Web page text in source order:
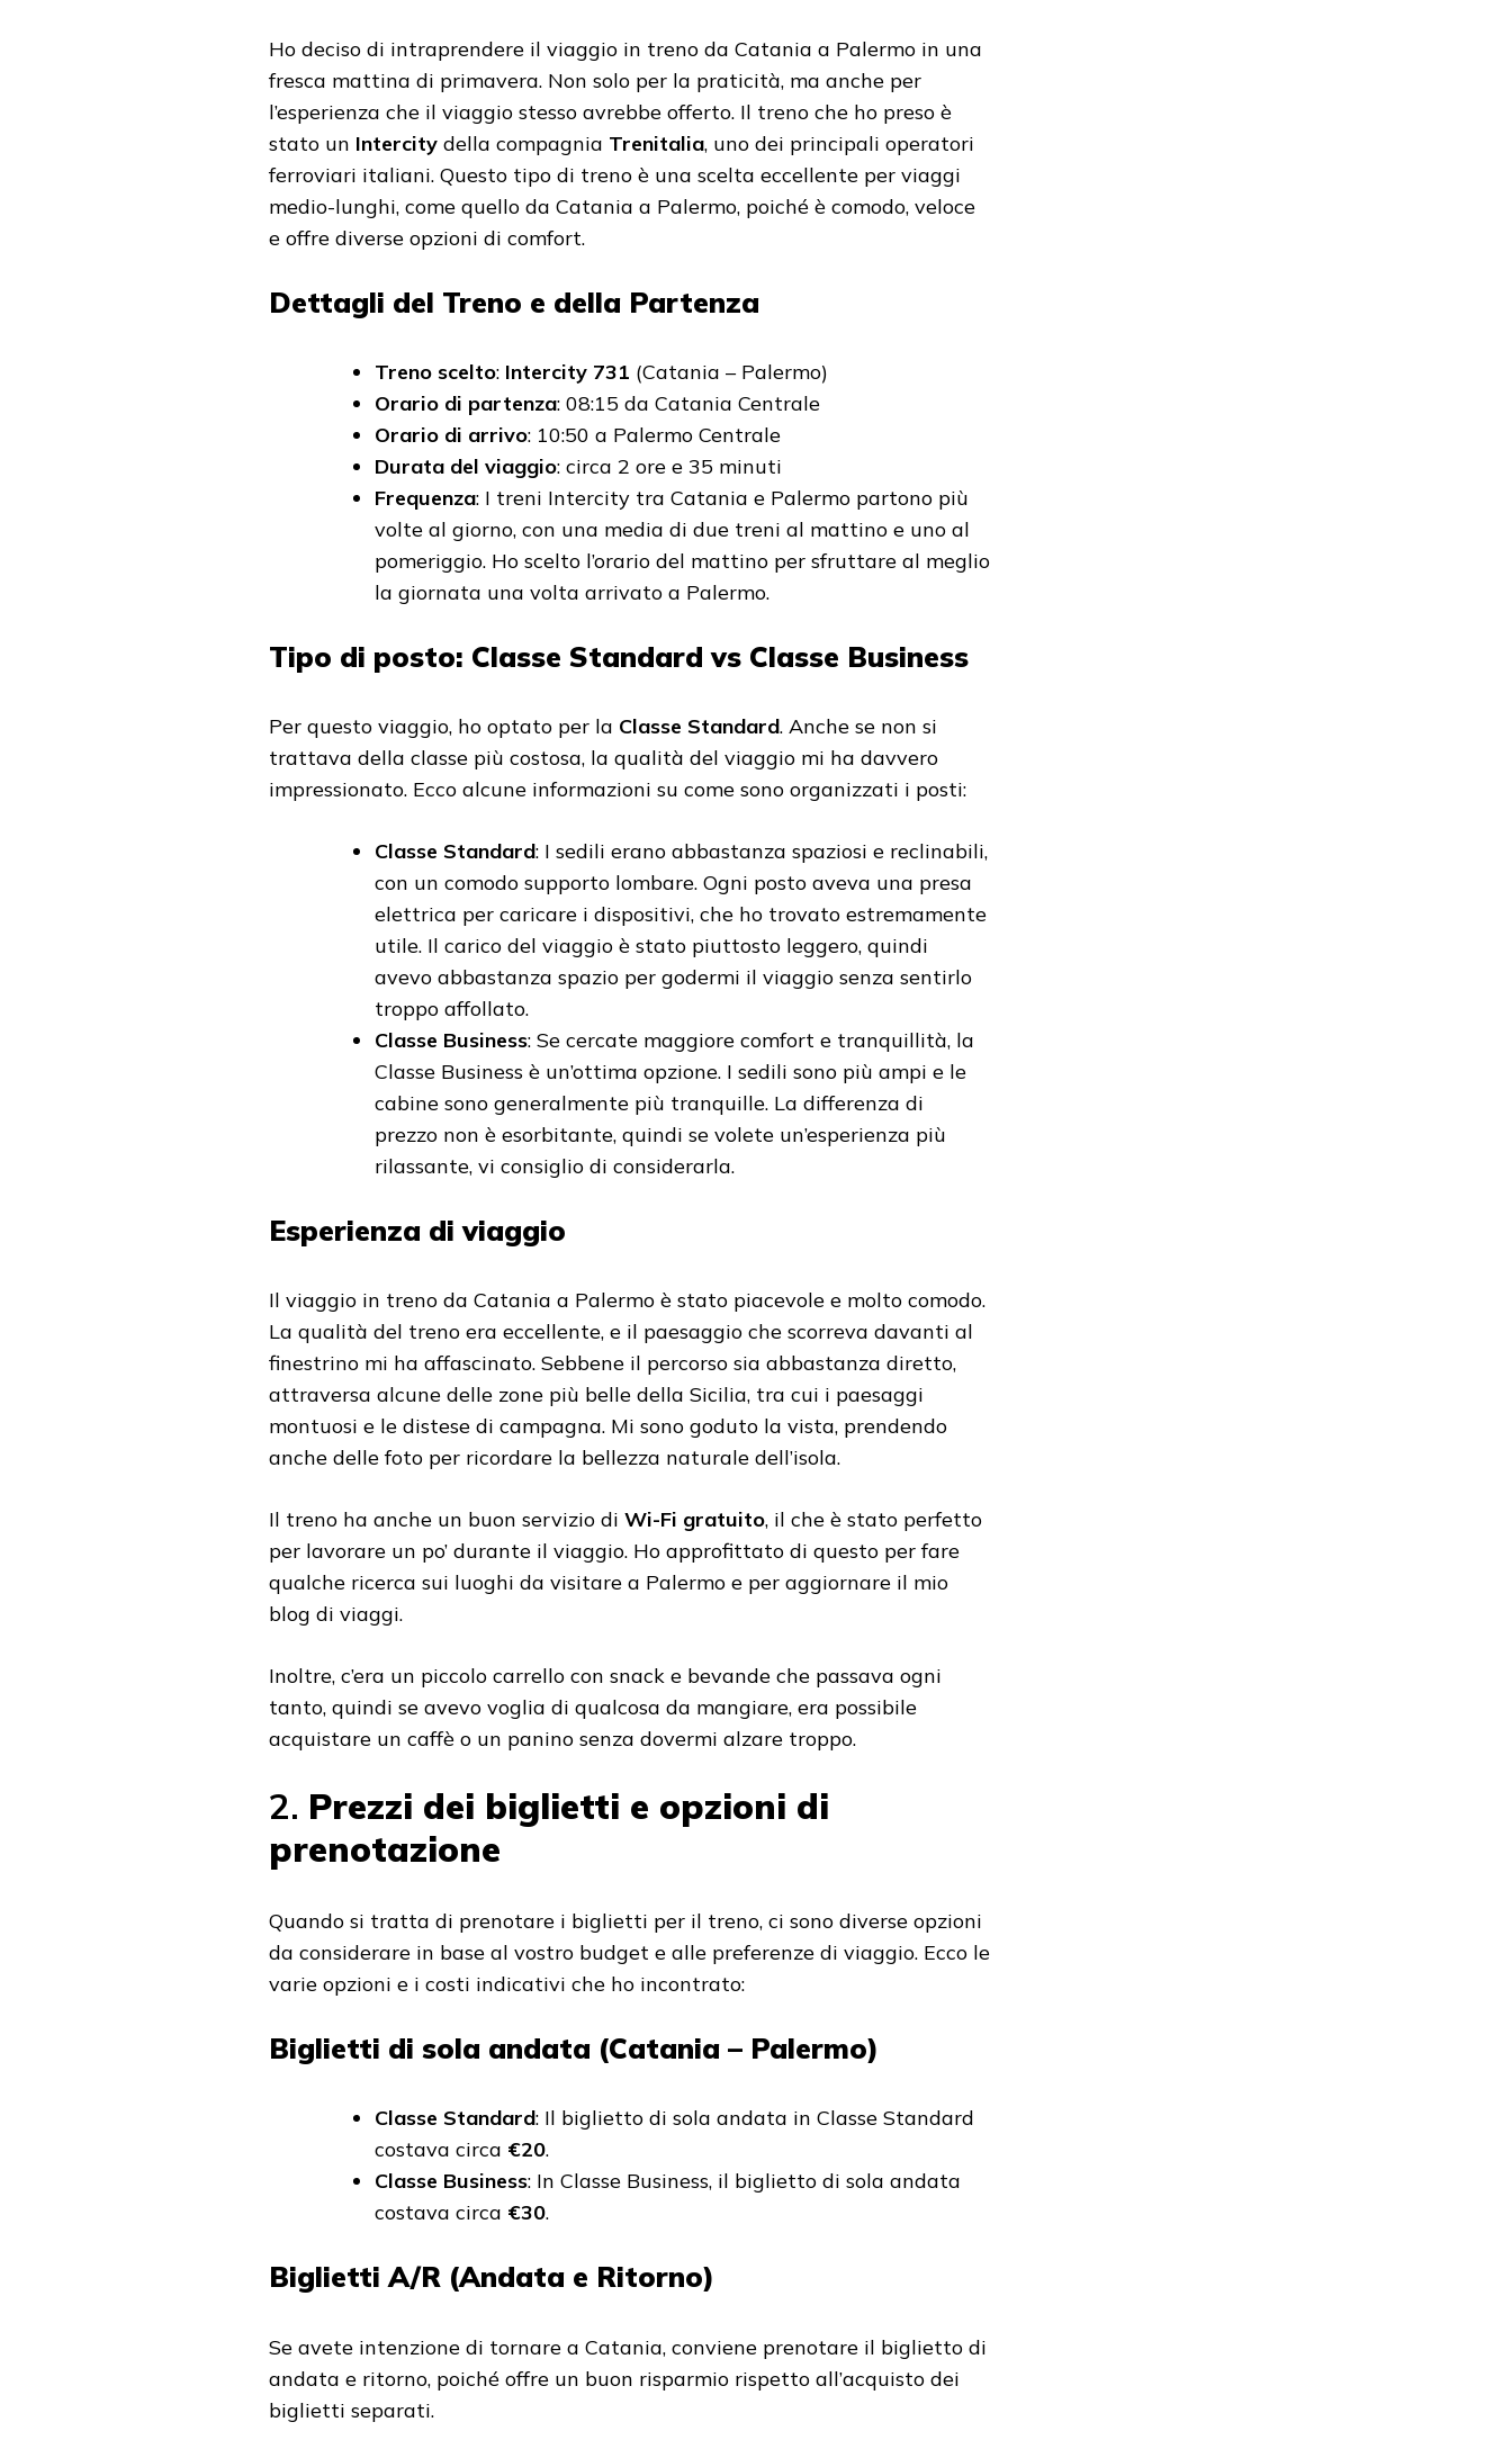
Ho deciso di intraprendere il viaggio in treno da Catania a Palermo in una
fresca mattina di primavera. Non solo per la praticità, ma anche per
l’esperienza che il viaggio stesso avrebbe offerto. Il treno che ho preso è
stato un Intercity della compagnia Trenitalia, uno dei principali operatori
ferroviari italiani. Questo tipo di treno è una scelta eccellente per viaggi
medio-lunghi, come quello da Catania a Palermo, poiché è comodo, veloce
e offre diverse opzioni di comfort.
Dettagli del Treno e della Partenza
Treno scelto: Intercity 731 (Catania – Palermo)
Orario di partenza: 08:15 da Catania Centrale
Orario di arrivo: 10:50 a Palermo Centrale
Durata del viaggio: circa 2 ore e 35 minuti
Frequenza: I treni Intercity tra Catania e Palermo partono più
volte al giorno, con una media di due treni al mattino e uno al
pomeriggio. Ho scelto l’orario del mattino per sfruttare al meglio
la giornata una volta arrivato a Palermo.
Tipo di posto: Classe Standard vs Classe Business
Per questo viaggio, ho optato per la Classe Standard. Anche se non si
trattava della classe più costosa, la qualità del viaggio mi ha davvero
impressionato. Ecco alcune informazioni su come sono organizzati i posti:
Classe Standard: I sedili erano abbastanza spaziosi e reclinabili,
con un comodo supporto lombare. Ogni posto aveva una presa
elettrica per caricare i dispositivi, che ho trovato estremamente
utile. Il carico del viaggio è stato piuttosto leggero, quindi
avevo abbastanza spazio per godermi il viaggio senza sentirlo
troppo affollato.
Classe Business: Se cercate maggiore comfort e tranquillità, la
Classe Business è un’ottima opzione. I sedili sono più ampi e le
cabine sono generalmente più tranquille. La differenza di
prezzo non è esorbitante, quindi se volete un’esperienza più
rilassante, vi consiglio di considerarla.
Esperienza di viaggio
Il viaggio in treno da Catania a Palermo è stato piacevole e molto comodo.
La qualità del treno era eccellente, e il paesaggio che scorreva davanti al
finestrino mi ha affascinato. Sebbene il percorso sia abbastanza diretto,
attraversa alcune delle zone più belle della Sicilia, tra cui i paesaggi
montuosi e le distese di campagna. Mi sono goduto la vista, prendendo
anche delle foto per ricordare la bellezza naturale dell’isola.
Il treno ha anche un buon servizio di Wi-Fi gratuito, il che è stato perfetto
per lavorare un po’ durante il viaggio. Ho approfittato di questo per fare
qualche ricerca sui luoghi da visitare a Palermo e per aggiornare il mio
blog di viaggi.
Inoltre, c’era un piccolo carrello con snack e bevande che passava ogni
tanto, quindi se avevo voglia di qualcosa da mangiare, era possibile
acquistare un caffè o un panino senza dovermi alzare troppo.
2. Prezzi dei biglietti e opzioni di
prenotazione
Quando si tratta di prenotare i biglietti per il treno, ci sono diverse opzioni
da considerare in base al vostro budget e alle preferenze di viaggio. Ecco le
varie opzioni e i costi indicativi che ho incontrato:
Biglietti di sola andata (Catania – Palermo)
Classe Standard: Il biglietto di sola andata in Classe Standard
costava circa €20.
Classe Business: In Classe Business, il biglietto di sola andata
costava circa €30.
Biglietti A/R (Andata e Ritorno)
Se avete intenzione di tornare a Catania, conviene prenotare il biglietto di
andata e ritorno, poiché offre un buon risparmio rispetto all’acquisto dei
biglietti separati.